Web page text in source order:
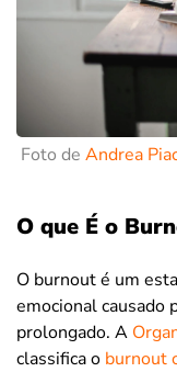
Foto de Andrea
O que É o
O burnout é um
emocional causado
prolongado. A
classifica o burnout